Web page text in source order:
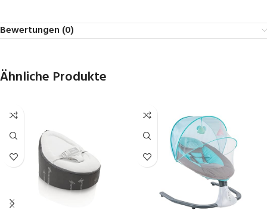
Bewertungen (0)
Ähnliche Produkte